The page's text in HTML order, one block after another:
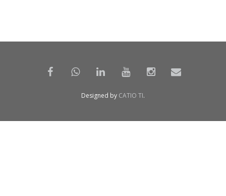
Designed by CATIO TI.